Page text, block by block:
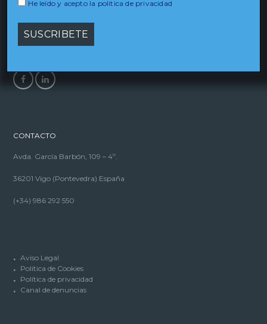
CONTACTO
Avda. García Barbón, 109 – 4º.
36201 Vigo (Pontevedra) España
(+34) 986 292 550
Aviso Legal
Política de Cookies
Política de privacidad
Canal de denuncias
He leído y acepto la politica de privacidad